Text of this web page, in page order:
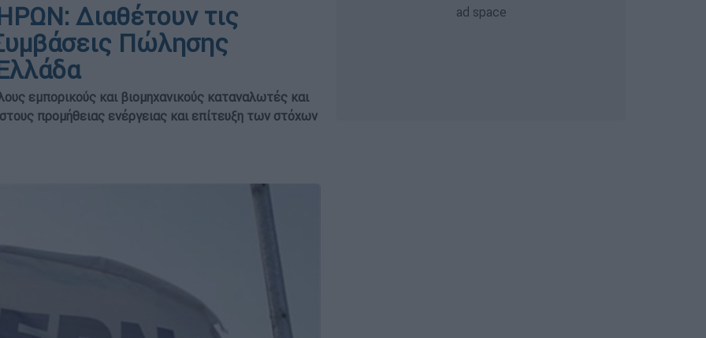
Διαθέτουν τις
Πώλησης
εμπορικούς και βιομηχανικούς καταναλωτές και
προμήθειας ενέργειας και επίτευξη των στόχων